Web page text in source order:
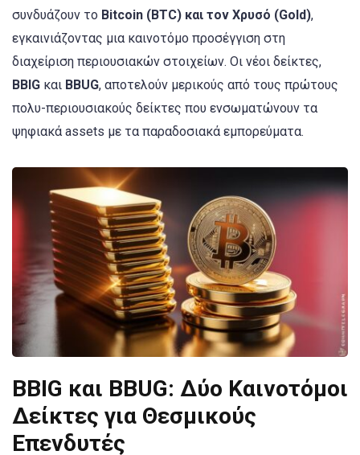
συνδυάζουν το Bitcoin (BTC) και τον Χρυσό (Gold),
εγκαινιάζοντας μια καινοτόμο προσέγγιση στη
διαχείριση περιουσιακών στοιχείων. Οι νέοι δείκτες,
BBIG και BBUG, αποτελούν μερικούς από τους πρώτους
πολυ-περιουσιακούς δείκτες που ενσωματώνουν τα
ψηφιακά assets με τα παραδοσιακά εμπορεύματα.
BBIG και BBUG: Δύο Καινοτόμοι
Δείκτες για Θεσμικούς
Επενδυτές